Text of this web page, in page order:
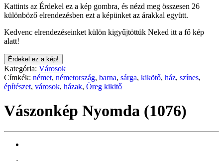
Kattints az Érdekel ez a kép gombra, és nézd meg összesen 26
különböző elrendezésben ezt a képünket az árakkal együtt.
Kedvenc elrendezéseinket külön kigyűjtöttük Neked itt a fő kép
alatt!
Érdekel ez a kép!
Kategória: Városok
Címkék: német, németország, barna, sárga, kikötő, ház, színes,
építészet, városok, házak, Öreg kikitő
Vászonkép Nyomda (1076)